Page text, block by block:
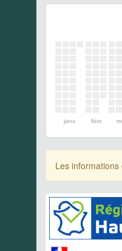
janv. févr.
Les